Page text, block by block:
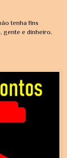
tenha fins
gente e dinheiro.